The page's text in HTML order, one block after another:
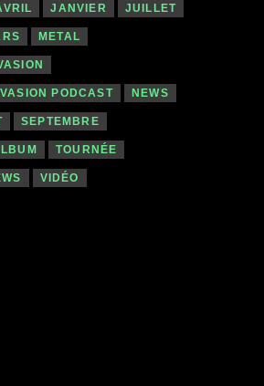
JANVIER JUILLET
METAL
PODCAST NEWS
SEPTEMBRE
TOURNÉE
VIDÉO